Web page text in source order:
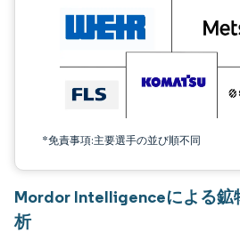
*免責事項:主要選手の並び順不同
Mordor Intelligenceによる鉱
析